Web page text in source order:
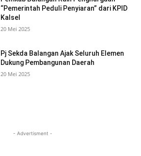
“Pemerintah Peduli Penyiaran” dari KPID
Kalsel
20 Mei 2025
Pj Sekda Balangan Ajak Seluruh Elemen
Dukung Pembangunan Daerah
20 Mei 2025
- Advertisment -